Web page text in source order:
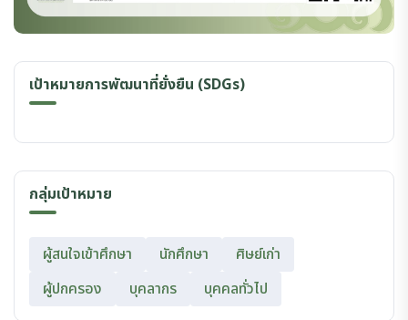
เป้าหมายการพัฒนาที่ยั่งยืน (SDGs)
กลุ่มเป้าหมาย
ผู้สนใจเข้าศึกษา นักศึกษา
ศิษย์เก่า
ผู้ปกครอง
บุคลากร บุคคลทั่วไป